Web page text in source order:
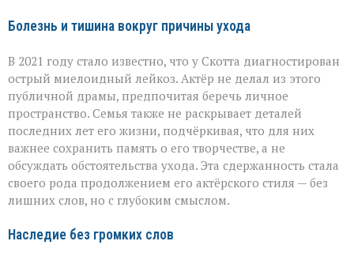
Болезнь и тишина вокруг причины ухода
В 2021 году стало известно, что у Скотта диагностирован
острый миелоидный лейкоз. Актёр не делал из этого
публичной драмы, предпочитая беречь личное
пространство. Семья также не раскрывает деталей
последних лет его жизни, подчёркивая, что для них
важнее сохранить память о его творчестве, а не
обсуждать обстоятельства ухода. Эта сдержанность стала
своего рода продолжением его актёрского стиля — без
лишних слов, но с глубоким смыслом.
Наследие без громких слов